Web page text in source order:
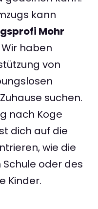
kann
Mohr
haben
von
suchen.
nach Koge
dich auf die
wie die
oder des
Kinder.